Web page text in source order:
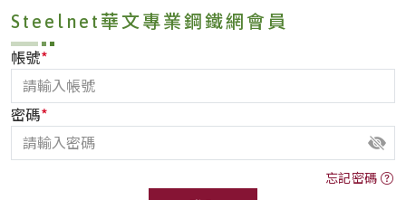
Steelnet華文專業鋼鐵網會員
帳號*
密碼*
忘記密碼